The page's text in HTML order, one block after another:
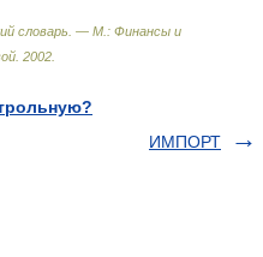
словарь. — М.: Финансы и
2002
ИМПОРТ